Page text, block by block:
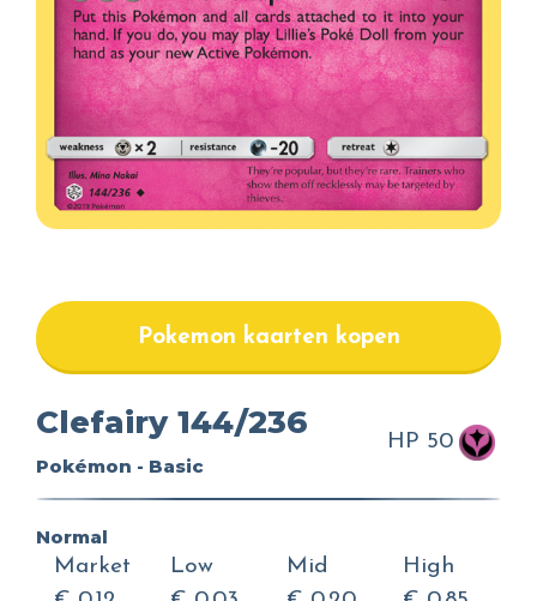
Pokemon kaarten kopen
Clefairy 144/236
Pokémon - Basic
HP 50
Normal
Market
Low
Mid
High